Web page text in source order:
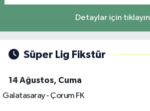
Detaylar için tıklayın
Süper Lig Fikstür
14 Ağustos, Cuma
Galatasaray - Çorum FK